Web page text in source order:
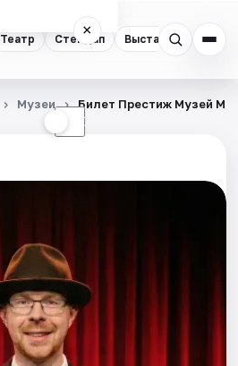
Театр Стендап Выставки
×
☾
Музеи Билет Престиж Музей